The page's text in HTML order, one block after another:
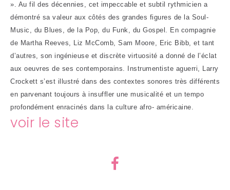
». Au fil des décennies, cet impeccable et subtil rythmicien a
démontré sa valeur aux côtés des grandes figures de la Soul-
Music, du Blues, de la Pop, du Funk, du Gospel. En compagnie
de Martha Reeves, Liz McComb, Sam Moore, Eric Bibb, et tant
d’autres, son ingénieuse et discrète virtuosité a donné de l’éclat
aux oeuvres de ses contemporains. Instrumentiste aguerri, Larry
Crockett s’est illustré dans des contextes sonores très différents
en parvenant toujours à insuffler une musicalité et un tempo
profondément enracinés dans la culture afro- américaine.
voir le site